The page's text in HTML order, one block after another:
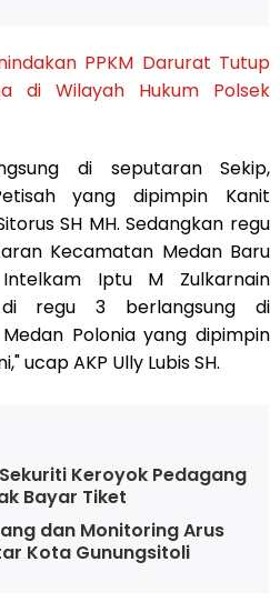
PPKM Darurat Tutup
di Wilayah Hukum Polsek
di seputaran Sekip,
yang dipimpin Kanit
SH MH. Sedangkan regu
Kecamatan Medan Baru
Iptu M Zulkarnain
di regu 3 berlangsung di
Polonia yang dipimpin
ucap AKP Ully Lubis SH.
Keroyok Pedagang
Bayar Tiket
dan Monitoring Arus
Kota Gunungsitoli